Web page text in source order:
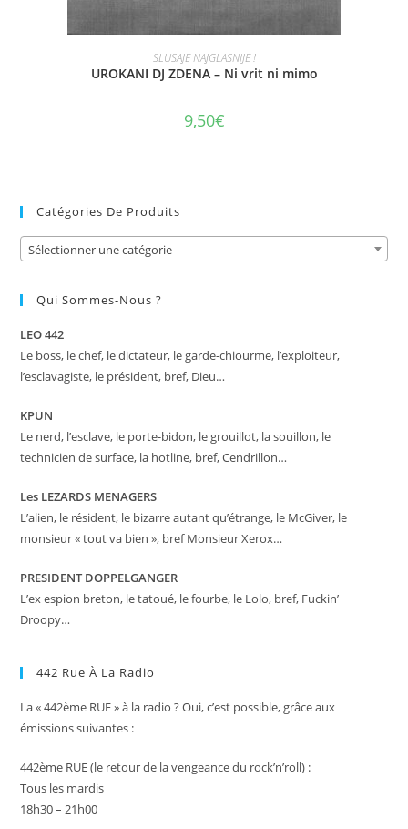
AJOUTER AU PANIER
SLUSAJE NAJGLASNIJE !
UROKANI DJ ZDENA – Ni vrit ni mimo
9,50€
Catégories De Produits
Sélectionner une catégorie
Qui Sommes-Nous ?
LEO 442
Le boss, le chef, le dictateur, le garde-chiourme, l’exploiteur,
l’esclavagiste, le président, bref, Dieu…
KPUN
Le nerd, l’esclave, le porte-bidon, le grouillot, la souillon, le
technicien de surface, la hotline, bref, Cendrillon…
Les LEZARDS MENAGERS
L’alien, le résident, le bizarre autant qu’étrange, le McGiver, le
monsieur « tout va bien », bref Monsieur Xerox…
PRESIDENT DOPPELGANGER
L’ex espion breton, le tatoué, le fourbe, le Lolo, bref, Fuckin’
Droopy…
442 Rue À La Radio
La « 442ème RUE » à la radio ? Oui, c’est possible, grâce aux
émissions suivantes :
442ème RUE (le retour de la vengeance du rock’n’roll) :
Tous les mardis
18h30 – 21h00